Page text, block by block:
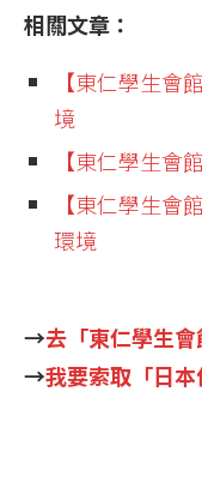
相關文章：
【東仁學生會
境
【東仁學生會
【東仁學生會
環境
→去「東仁學生
→我要索取「日